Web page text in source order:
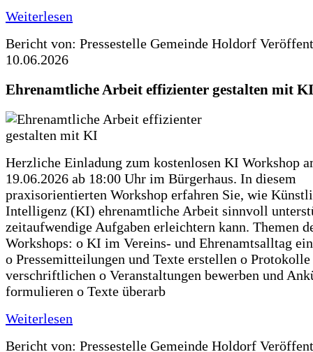
Weiterlesen
Bericht von: Pressestelle Gemeinde Holdorf
10.06.2026
Ehrenamtliche Arbeit effizienter gestalten mit KI
Herzliche Einladung zum kostenlosen KI Workshop
19.06.2026 ab 18:00 Uhr im Bürgerhaus. In diesem
praxisorientierten Workshop erfahren Sie, wie
Intelligenz (KI) ehrenamtliche Arbeit sinnvoll
zeitaufwendige Aufgaben erleichtern kann. Themen
Workshops: o KI im Vereins- und Ehrenamtsalltag
o Pressemitteilungen und Texte erstellen o
verschriftlichen o Veranstaltungen bewerben und
formulieren o Texte überarb
Weiterlesen
Bericht von: Pressestelle Gemeinde Holdorf